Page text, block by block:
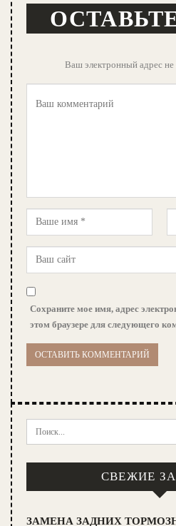
Ваш электронный адрес не
Сохраните мое имя, адрес
этом браузере для следующего
СВЕЖИЕ
ЗАМЕНА ЗАДНИХ